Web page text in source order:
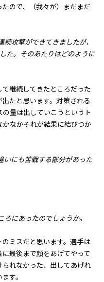
ので、（我々が）まだまだ
攻撃ができてきましたが、
た。そのあたりはどのように
継続してきたところだった
たと思います。対策される
量は出していこうというト
なかそれが結果に結びつか
にも苦戦する部分があった
にあったのでしょうか。
ミスだと思います。選手は
最後まで顔をあげてやって
れなかった、出してあげれ
す。